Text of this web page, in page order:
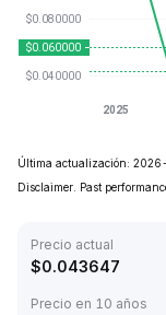
Última actualización:
Disclaimer. Past
Precio actual
$0.043647
Precio en 10 años